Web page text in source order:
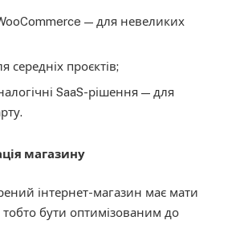
— для невеликих
середніх проєктів;
SaaS-рішення — для
магазину
інтернет-магазин має мати
тобто бути оптимізованим до